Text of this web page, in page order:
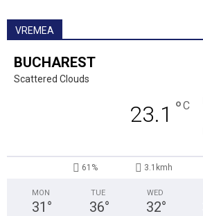
VREMEA
BUCHAREST
Scattered Clouds
23.1 °C
61% 3.1kmh
MON
31 °
TUE
36°
WED
32°